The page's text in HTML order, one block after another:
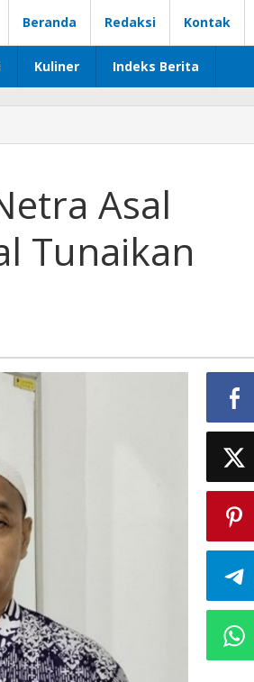
Beranda Redaksi Kontak
Kuliner Indeks Berita
Asal
Tunaikan